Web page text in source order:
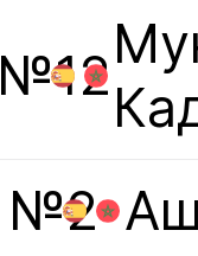
№12
№2